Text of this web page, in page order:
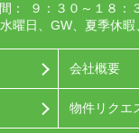
：
９：３０～１８：
曜日、GW、夏季休
会社概要
物件リクエ